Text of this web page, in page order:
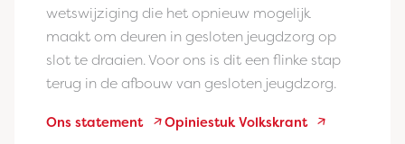
wetswijziging die het opnieuw mogelijk
maakt om deuren in gesloten jeugdzorg op
slot te draaien. Voor ons is dit een flinke stap
terug in de afbouw van gesloten jeugdzorg.
Ons statement Opiniestuk Volkskrant